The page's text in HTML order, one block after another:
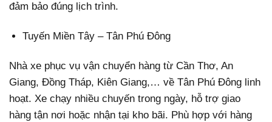
đảm bảo đúng lịch trình.
Tuyến Miền Tây – Tân Phú Đông
Nhà xe phục vụ vận chuyển hàng từ Cần Thơ, An
Giang, Đồng Tháp, Kiên Giang,… về Tân Phú Đông linh
hoạt. Xe chạy nhiều chuyến trong ngày, hỗ trợ giao
hàng tận nơi hoặc nhận tại kho bãi. Phù hợp với hàng